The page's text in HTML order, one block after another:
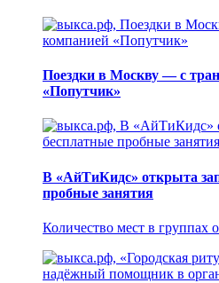
Поездки в Москву — с
«Попутчик»
В «АйТиКидс» открыта
пробные занятия
Количество мест в группах